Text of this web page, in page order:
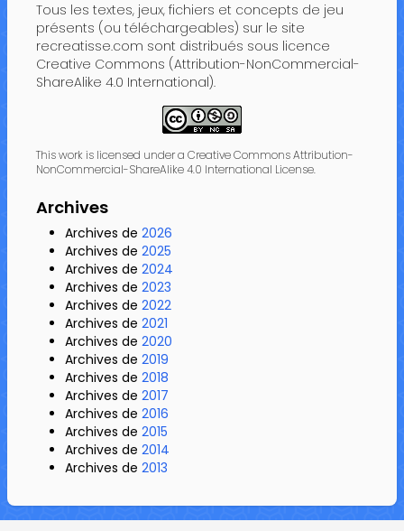
Tous les textes, jeux, fichiers et concepts de jeu
présents (ou téléchargeables) sur le site
recreatisse.com sont distribués sous licence
Creative Commons (Attribution-NonCommercial-
ShareAlike 4.0 International).
This work is licensed under a Creative Commons Attribution-
NonCommercial-ShareAlike 4.0 International License.
Archives
Archives de 2026
Archives de 2025
Archives de 2024
Archives de 2023
Archives de 2022
Archives de 2021
Archives de 2020
Archives de 2019
Archives de 2018
Archives de 2017
Archives de 2016
Archives de 2015
Archives de 2014
Archives de 2013